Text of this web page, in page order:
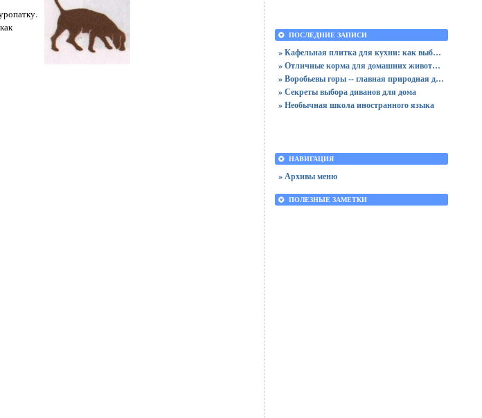
ПОСЛЕДНИЕ ЗАПИСИ
» Кафельная плитка для кухни: как выбрать практичную отделку
» Отличные корма для домашних животных
» Воробьевы горы -- главная природная достопримечательность Москвы
» Секреты выбора диванов для дома
» Необычная школа иностранного языка
НАВИГАЦИЯ
» Архивы меню
ПОЛЕЗНЫЕ ЗАМЕТКИ